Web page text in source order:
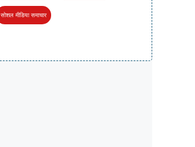
सोशल मीडिया समाचार